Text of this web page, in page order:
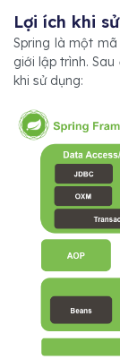
Lợi ích khi
Spring là một
giới lập trình.
khi sử dụng: